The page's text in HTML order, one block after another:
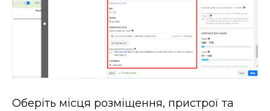
Оберіть місця розміщення, пристрої та